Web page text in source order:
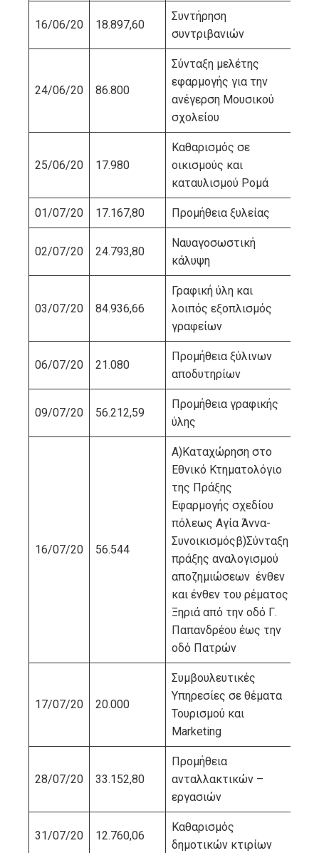
16/06/20 18.897,60
Συντήρηση
συντριβανιών
24/06/20 86.800
Σύνταξη μελέτης
εφαρμογής για την
ανέγερση Μουσικού
σχολείου
25/06/20 17.980
Καθαρισμός σε
οικισμούς και
καταυλισμού Ρομά
01/07/20 17.167,80 Προμήθεια ξυλείας
02/07/20 24.793,80
Ναυαγοσωστική
κάλυψη
03/07/20 84.936,66
Γραφική ύλη και
λοιπός εξοπλισμός
γραφείων
06/07/20 21.080
Προμήθεια ξύλινων
αποδυτηρίων
09/07/20 56.212,59
Προμήθεια γραφικής
ύλης
16/07/20 56.544
Α)Καταχώρηση στο
Εθνικό Κτηματολόγιο
της Πράξης
Εφαρμογής σχεδίου
πόλεως Αγία Άννα-
Συνοικισμόςβ)Σύνταξη
πράξης αναλογισμού
αποζημιώσεων ένθεν
και ένθεν του ρέματος
Ξηριά από την οδό Γ.
Παπανδρέου έως την
οδό Πατρών
17/07/20 20.000
Συμβουλευτικές
Υπηρεσίες σε θέματα
Τουρισμού και
Marketing
28/07/20 33.152,80
Προμήθεια
ανταλλακτικών –
εργασιών
31/07/20 12.760,06
Καθαρισμός
δημοτικών κτιρίων